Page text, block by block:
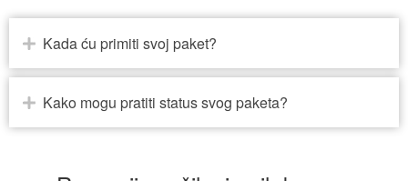
Kada ću primiti svoj paket?
Kako mogu pratiti status svog paketa?